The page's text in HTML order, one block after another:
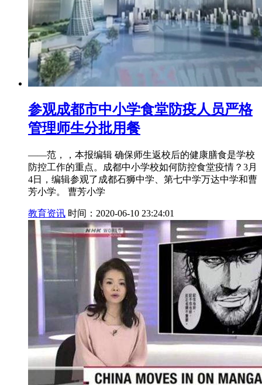
参观成都市中小学食堂防疫人员严格
管理师生分批用餐
——范，，本报编辑 确保师生返校后的健康膳食是学校
防控工作的重点。成都中小学校如何防控食堂疫情？3月
4日，编辑参观了成都石狮中学、第七中学万达中学和曹
芳小学。 曹芳小学
教育资讯 时间：2020-06-10 23:24:01